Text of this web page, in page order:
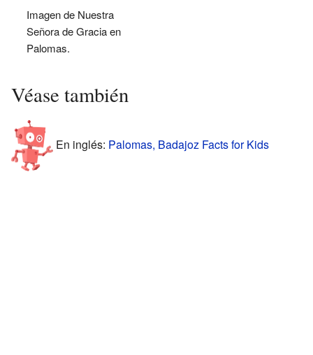
Imagen de Nuestra
Señora de Gracia en
Palomas.
Véase también
En inglés: Palomas, Badajoz Facts for Kids